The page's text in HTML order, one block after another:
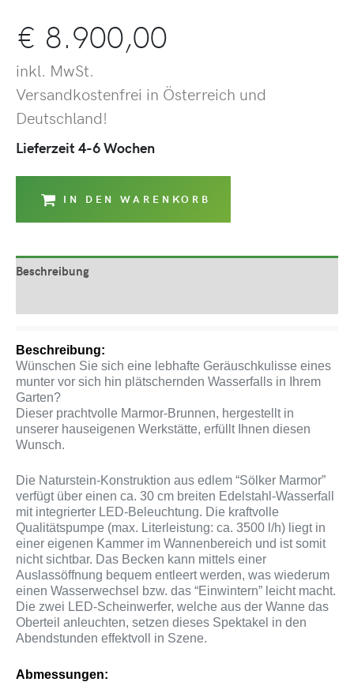
€ 8.900,00
inkl. MwSt.
Versandkostenfrei in Österreich und
Deutschland!
Lieferzeit 4-6 Wochen
IN DEN WARENKORB
Beschreibung
Beschreibung:
Wünschen Sie sich eine lebhafte Geräuschkulisse eines
munter vor sich hin plätschernden Wasserfalls in Ihrem
Garten?
Dieser prachtvolle Marmor-Brunnen, hergestellt in
unserer hauseigenen Werkstätte, erfüllt Ihnen diesen
Wunsch.
Die Naturstein-Konstruktion aus edlem “Sölker Marmor”
verfügt über einen ca. 30 cm breiten Edelstahl-Wasserfall
mit integrierter LED-Beleuchtung. Die kraftvolle
Qualitätspumpe (max. Literleistung: ca. 3500 l/h) liegt in
einer eigenen Kammer im Wannenbereich und ist somit
nicht sichtbar. Das Becken kann mittels einer
Auslassöffnung bequem entleert werden, was wiederum
einen Wasserwechsel bzw. das “Einwintern” leicht macht.
Die zwei LED-Scheinwerfer, welche aus der Wanne das
Oberteil anleuchten, setzen dieses Spektakel in den
Abendstunden effektvoll in Szene.
Abmessungen: